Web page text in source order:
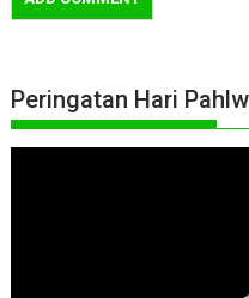
Peringatan Hari